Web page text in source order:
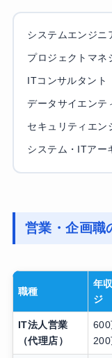
システムエンジニ
プロジェクトマネ
ITコンサルタント
データサイエンテ
セキュリティエン
システム・ITアー
営業・企画職
職種
年
ジ
IT法人営業
（代理店）
600